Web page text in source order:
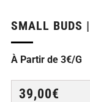
SMALL BUDS
À Partir de 3€/G
PRIX
39,00€